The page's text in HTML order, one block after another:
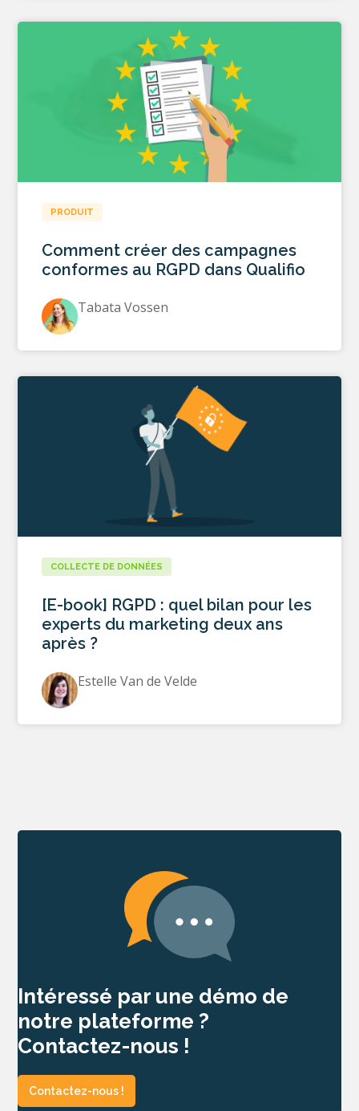
PRODUIT
Comment créer des campagnes
conformes au RGPD dans Qualifio
Tabata Vossen
COLLECTE DE DONNÉES
[E-book] RGPD : quel bilan pour les
experts du marketing deux ans
après ?
Estelle Van de Velde
Intéressé par une démo de
notre plateforme ?
Contactez-nous !
Contactez-nous !